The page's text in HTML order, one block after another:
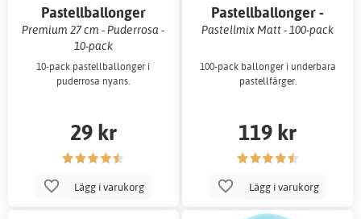
Pastellballonger
Premium 27 cm - Puderrosa -
10-pack
10-pack pastellballonger i
puderrosa nyans.
29 kr
Lägg i varukorg
Pastellballonger -
Premium 27 cm
Pastellmix Matt - 100-pack
100-pack ballonger i underbara
pastellfärger.
119 kr
Lägg i varukorg